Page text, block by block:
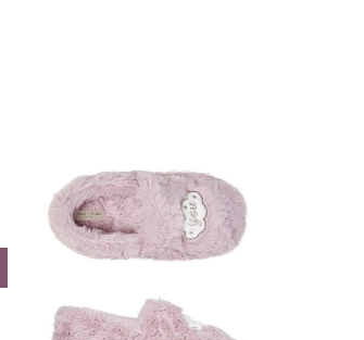
Camiseta Térmica Mujer Con
Encaje 70005 De Ysabel Mora
13,60€
Añadir al carrito